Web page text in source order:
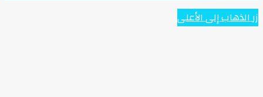
زر الذهاب إلى الأعلى